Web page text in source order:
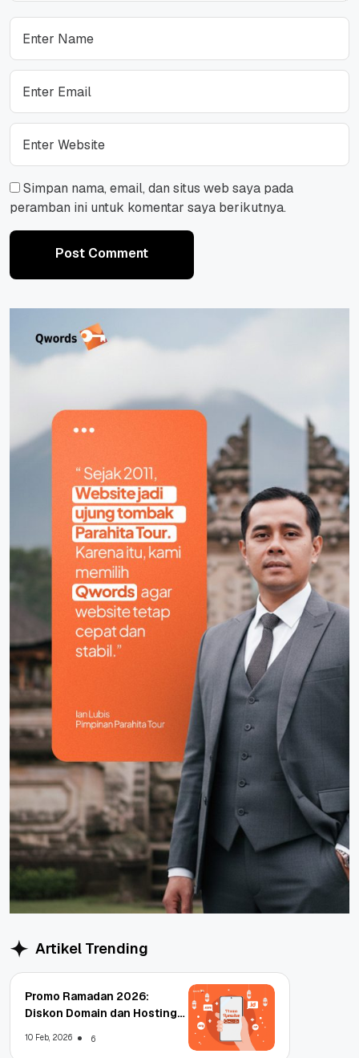
Simpan nama, email, dan situs web saya pada
peramban ini untuk komentar saya berikutnya.
Post Comment
Artikel Trending
Promo Ramadan 2026:
Diskon Domain dan Hosting
10 Feb, 2026 6